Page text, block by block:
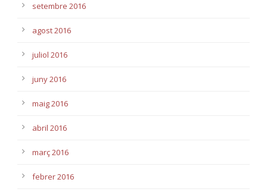
setembre 2016
agost 2016
juliol 2016
juny 2016
maig 2016
abril 2016
març 2016
febrer 2016